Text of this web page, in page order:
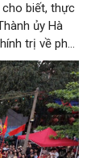
cho biết, thực
ủy Hà
trị về phát
phố Hà Nội,
tháng
2026 trên